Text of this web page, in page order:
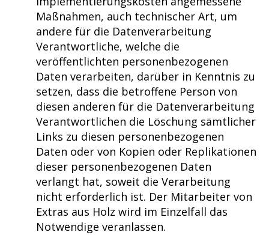
Maßnahmen, auch technischer Art, um
andere für die Datenverarbeitung
Verantwortliche, welche die
veröffentlichten personenbezogenen
Daten verarbeiten, darüber in Kenntnis zu
setzen, dass die betroffene Person von
diesen anderen für die Datenverarbeitung
Verantwortlichen die Löschung sämtlicher
Links zu diesen personenbezogenen
Daten oder von Kopien oder Replikationen
dieser personenbezogenen Daten
verlangt hat, soweit die Verarbeitung
nicht erforderlich ist. Der Mitarbeiter von
Extras aus Holz wird im Einzelfall das
Notwendige veranlassen.